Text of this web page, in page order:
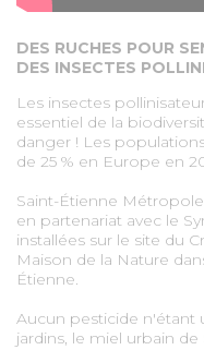
DES RUCHES POUR
DES INSECTES
Les insectes
essentiel de la
danger ! Les
de 25 % en Europe en
Saint-Étienne
en partenariat avec le
installées sur le site du
Maison de la Nature
Étienne.
Aucun pesticide n'étant
jardins, le miel urbain